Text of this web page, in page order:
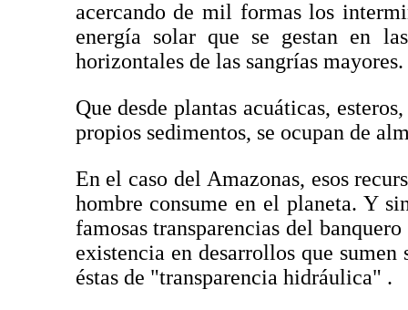
acercando de mil formas los
energía solar que se gestan en
horizontales de las sangrías mayores.
Que desde plantas acuáticas,
propios sedimentos, se ocupan de
En el caso del Amazonas, esos
hombre consume en el planeta. Y
famosas transparencias del
existencia en desarrollos que
éstas de "transparencia hidráulica" .